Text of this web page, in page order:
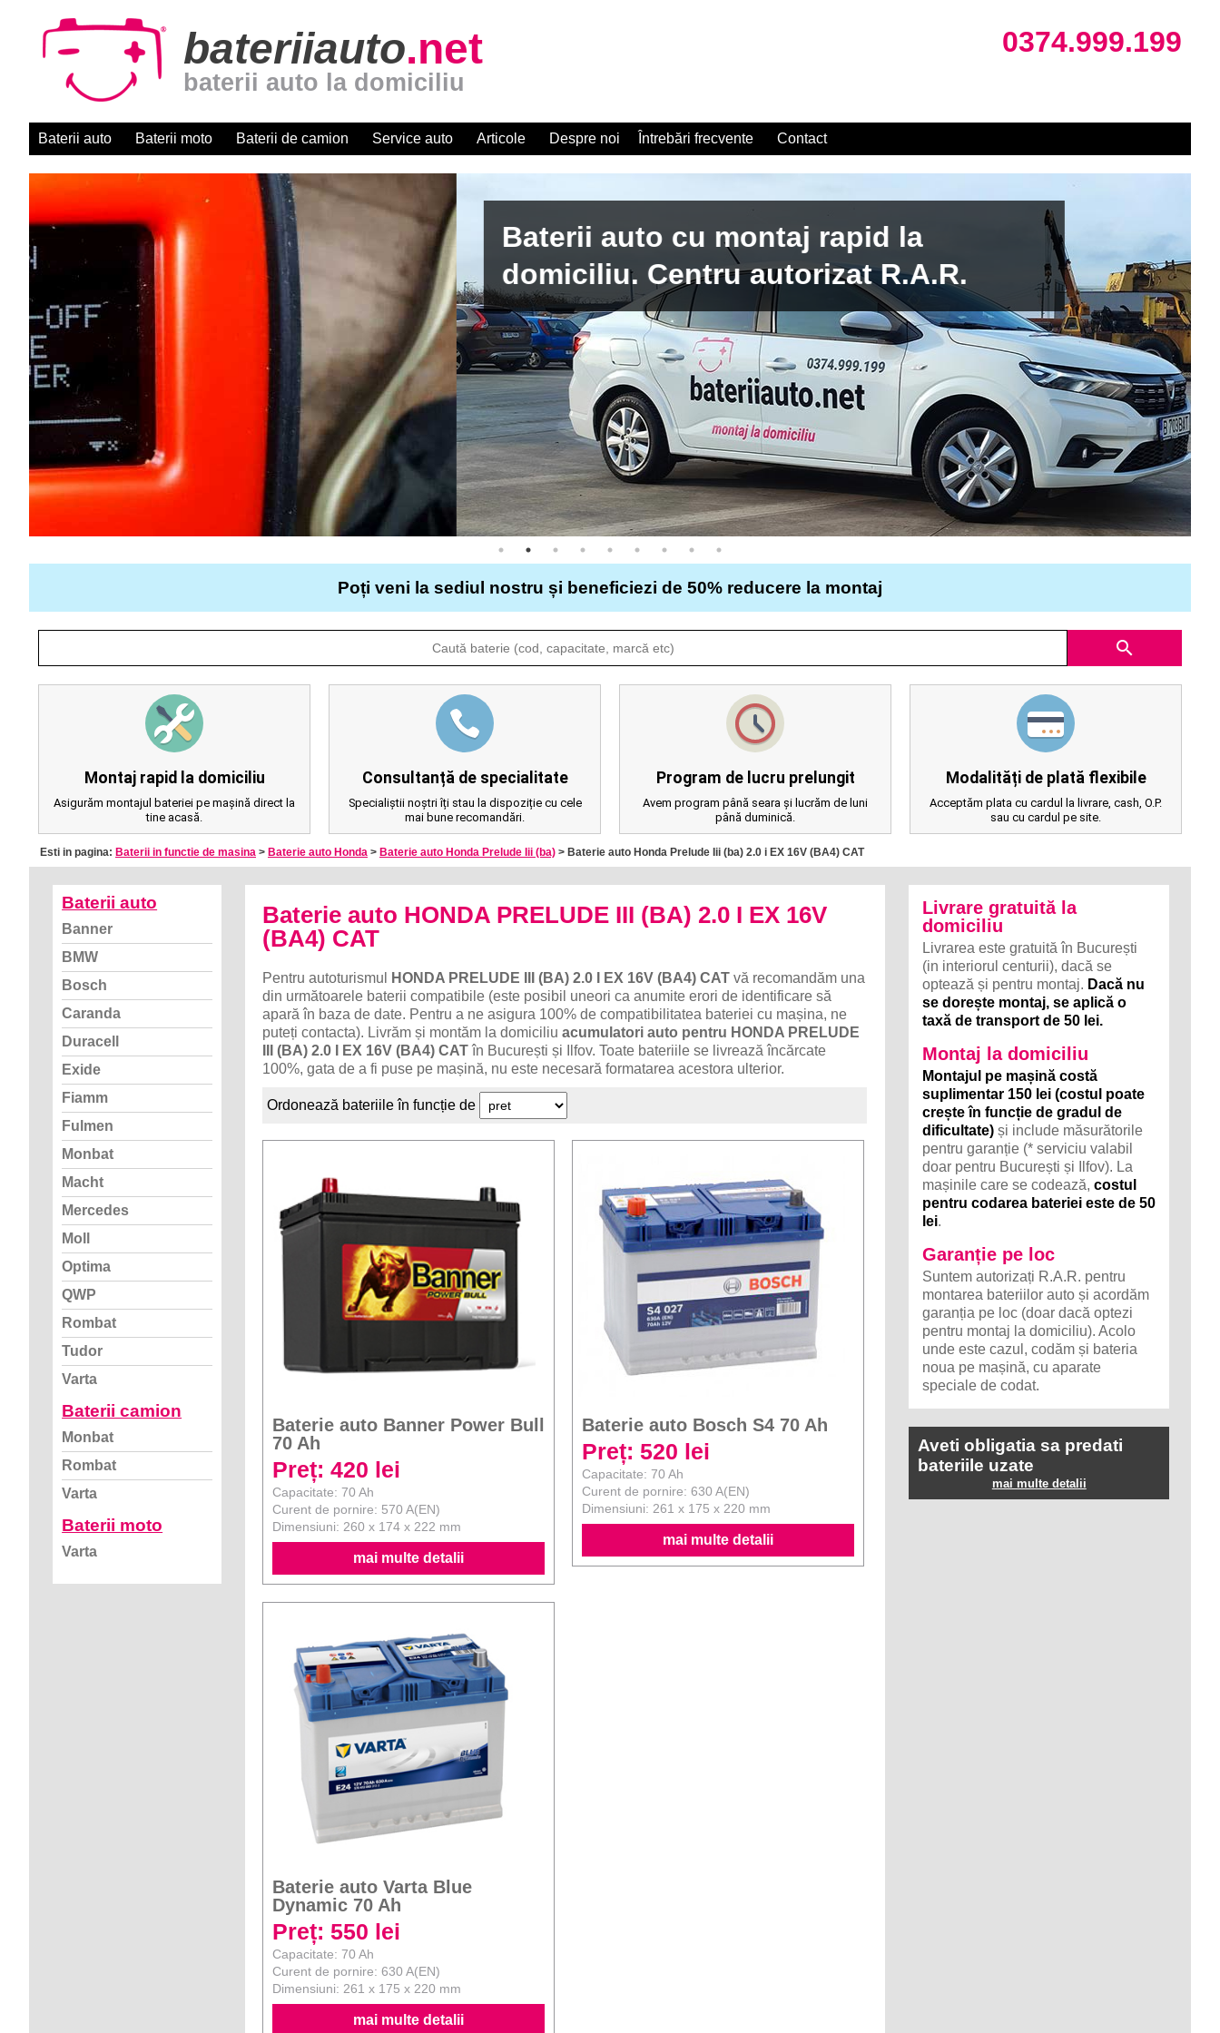
bateriiauto.net
baterii auto la domiciliu
0374.999.199
Baterii auto Baterii moto Baterii de camion Service auto Articole Despre noi Întrebări frecvente Contact
Baterii auto cu montaj rapid la
domiciliu. Centru autorizat R.A.R.
Poți veni la sediul nostru și beneficiezi de 50% reducere la montaj
search
Montaj rapid la domiciliu
Asigurăm montajul bateriei pe mașină direct la
tine acasă.
Consultanță de specialitate
Specialiștii noștri îți stau la dispoziție cu cele
mai bune recomandări.
Program de lucru prelungit
Avem program până seara și lucrăm de luni
până duminică.
Modalități de plată flexibile
Acceptăm plata cu cardul la livrare, cash, O.P.
sau cu cardul pe site.
Esti in pagina: Baterii in functie de masina > Baterie auto Honda > Baterie auto Honda Prelude Iii (ba) > Baterie auto Honda Prelude Iii (ba) 2.0 i EX 16V (BA4) CAT
Baterie auto HONDA PRELUDE III (BA) 2.0 I EX 16V
(BA4) CAT
Pentru autoturismul HONDA PRELUDE III (BA) 2.0 I EX 16V (BA4) CAT vă recomandăm una
din următoarele baterii compatibile (este posibil uneori ca anumite erori de identificare să
apară în baza de date. Pentru a ne asigura 100% de compatibilitatea bateriei cu mașina, ne
puteți contacta). Livrăm și montăm la domiciliuacumulatori auto pentru HONDA PRELUDE
III (BA) 2.0 I EX 16V (BA4) CATîn București și Ilfov. Toate bateriile se livrează încărcate
100%, gata de a fi puse pe mașină, nu este necesară formatarea acestora ulterior.
Ordonează bateriile în funcție de
Baterie auto Banner Power Bull
70 Ah
Preț: 420 lei
Capacitate: 70 Ah
Curent de pornire: 570 A(EN)
Dimensiuni: 260 x 174 x 222 mm
mai multe detalii
Baterie auto Bosch S4 70 Ah
Preț: 520 lei
Capacitate: 70 Ah
Curent de pornire: 630 A(EN)
Dimensiuni: 261 x 175 x 220 mm
mai multe detalii
Baterie auto Varta Blue
Dynamic 70 Ah
Preț: 550 lei
Capacitate: 70 Ah
Curent de pornire: 630 A(EN)
Dimensiuni: 261 x 175 x 220 mm
mai multe detalii
Baterii auto
Banner
BMW
Bosch
Caranda
Duracell
Exide
Fiamm
Fulmen
Monbat
Macht
Mercedes
Moll
Optima
QWP
Rombat
Tudor
Varta
Baterii camion
Monbat
Rombat
Varta
Baterii moto
Varta
Livrare gratuită la
domiciliu
Livrarea este gratuită în București
(in interiorul centurii), dacă se
optează și pentru montaj. Dacă nu
se dorește montaj, se aplică o
taxă de transport de 50 lei.
Montaj la domiciliu
Montajul pe mașină costă
suplimentar 150 lei (costul poate
crește în funcție de gradul de
dificultate) și include măsurătorile
pentru garanție (* serviciu valabil
doar pentru București și Ilfov). La
mașinile care se codează,costul
pentru codarea bateriei este de 50
lei.
Garanție pe loc
Suntem autorizați R.A.R. pentru
montarea bateriilor auto și acordăm
garanția pe loc (doar dacă optezi
pentru montaj la domiciliu). Acolo
unde este cazul, codăm și bateria
noua pe mașină, cu aparate
speciale de codat.
Aveti obligatia sa predati
bateriile uzate
mai multe detalii